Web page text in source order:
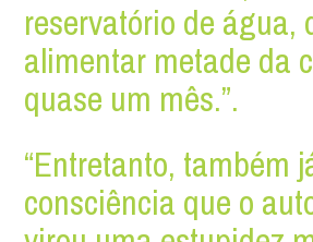
reservatório de água,
alimentar metade da
quase um mês.”.
“Entretanto, também
consciência que o